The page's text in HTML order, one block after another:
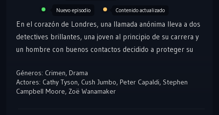
Nuevo episodio Contenido actualizado
En el corazón de Londres, una llamada anónima lleva a dos
detectives brillantes, una joven al principio de su carrera y
un hombre con buenos contactos decidido a proteger su
Géneros: Crimen, Drama
Actores: Cathy Tyson, Cush Jumbo, Peter Capaldi, Stephen
Campbell Moore, Zoë Wanamaker